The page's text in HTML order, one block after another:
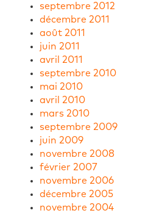
septembre 2012
décembre 2011
août 2011
juin 2011
avril 2011
septembre 2010
mai 2010
avril 2010
mars 2010
septembre 2009
juin 2009
novembre 2008
février 2007
novembre 2006
décembre 2005
novembre 2004